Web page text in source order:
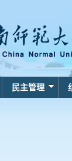
民主管理